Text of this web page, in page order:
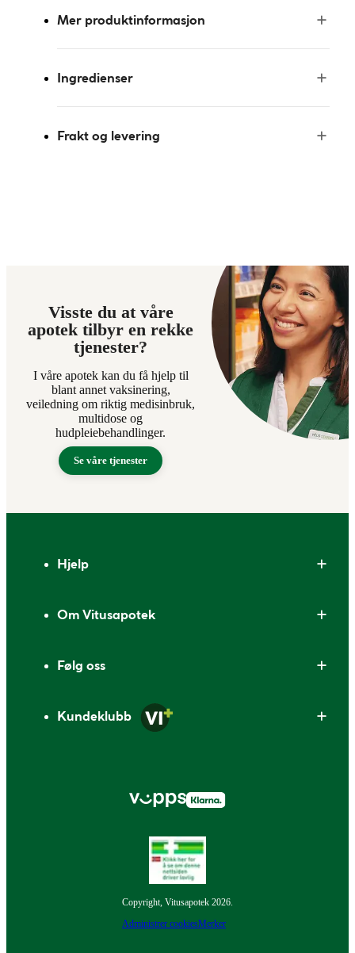
Mer produktinformasjon
Ingredienser
Frakt og levering
Visste du at våre
apotek tilbyr en rekke
tjenester?
I våre apotek kan du få hjelp til
blant annet vaksinering,
veiledning om riktig medisinbruk,
multidose og
hudpleiebehandlinger.
Se våre tjenester
Hjelp
Om Vitusapotek
Følg oss
Kundeklubb
Copyright, Vitusapotek 2026.
Administrer cookiesMerker